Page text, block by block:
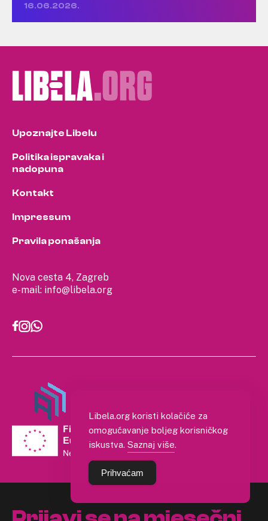
16.06.2026.
Nova cesta 4, Zagreb
e-mail: info@libela.org
Upoznajte Libelu
Politika ispravaka i
nadopuna
Kontakt
Impressum
Pravila ponašanja
Libela.org koristi kolačiće za
omogućavanje boljeg korisničkog
iskustva. Saznaj više.
Prihvaćam